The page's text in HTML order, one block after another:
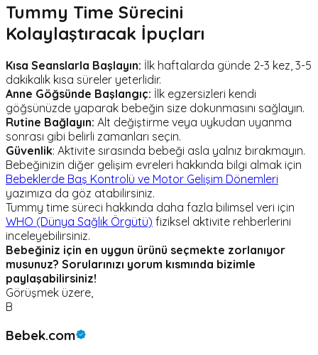
Tummy Time Sürecini
Kolaylaştıracak İpuçları
Kısa Seanslarla Başlayın: İlk haftalarda günde 2-3 kez, 3-5
dakikalık kısa süreler yeterlidir.
Anne Göğsünde Başlangıç: İlk egzersizleri kendi
göğsünüzde yaparak bebeğin size dokunmasını sağlayın.
Rutine Bağlayın: Alt değiştirme veya uykudan uyanma
sonrası gibi belirli zamanları seçin.
Güvenlik: Aktivite sırasında bebeği asla yalnız bırakmayın.
Bebeğinizin diğer gelişim evreleri hakkında bilgi almak için
Bebeklerde Baş Kontrolü ve Motor Gelişim Dönemleri
yazımıza da göz atabilirsiniz.
Tummy time süreci hakkında daha fazla bilimsel veri için
WHO (Dünya Sağlık Örgütü) fiziksel aktivite rehberlerini
inceleyebilirsiniz.
Bebeğiniz için en uygun ürünü seçmekte zorlanıyor
musunuz? Sorularınızı yorum kısmında bizimle
paylaşabilirsiniz!
Görüşmek üzere,
B
Bebek.com